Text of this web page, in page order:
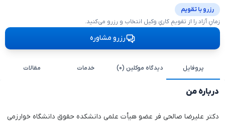
رزرو با تقویم
زمانِ آزاد را از تقویمِ کاریِ وکیل انتخاب و رزرو می‌کنید.
رزرو مشاوره
پروفایل دیدگاه موکلین (۰) خدمات مقالات
درباره من
دکتر علیرضا صالحی فر عضو هیأت علمی دانشکده حقوق دانشگاه خوارزمی